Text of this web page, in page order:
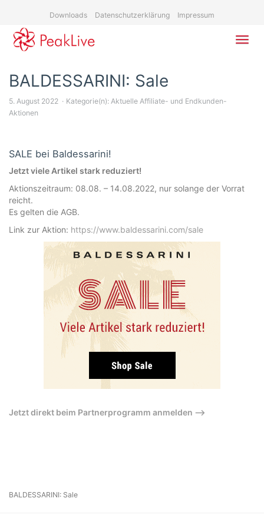
content
Downloads Datenschutzerklärung Impressum
BALDESSARINI: Sale
5. August 2022 Kategorie(n): Aktuelle Affiliate- und Endkunden-
Aktionen
SALE bei Baldessarini!
Jetzt viele Artikel stark reduziert!
Aktionszeitraum: 08.08. – 14.08.2022, nur solange der Vorrat
reicht.
Es gelten die AGB.
Link zur Aktion: https://www.baldessarini.com/sale
Jetzt direkt beim Partnerprogramm anmelden –>
BALDESSARINI: Sale